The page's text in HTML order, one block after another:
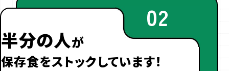
02
半分の人が
保存食をストックしています！